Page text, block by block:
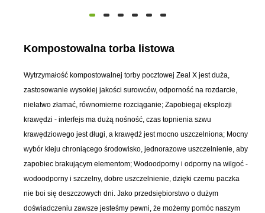
Kompostowalna torba listowa
Wytrzymałość kompostowalnej torby pocztowej Zeal X jest duża,
zastosowanie wysokiej jakości surowców, odporność na rozdarcie,
niełatwo złamać, równomierne rozciąganie; Zapobiegaj eksplozji
krawędzi - interfejs ma dużą nośność, czas topnienia szwu
krawędziowego jest długi, a krawędź jest mocno uszczelniona; Mocny
wybór kleju chroniącego środowisko, jednorazowe uszczelnienie, aby
zapobiec brakującym elementom; Wodoodporny i odporny na wilgoć -
wodoodporny i szczelny, dobre uszczelnienie, dzięki czemu paczka
nie boi się deszczowych dni. Jako przedsiębiorstwo o dużym
doświadczeniu zawsze jesteśmy pewni, że możemy pomóc naszym